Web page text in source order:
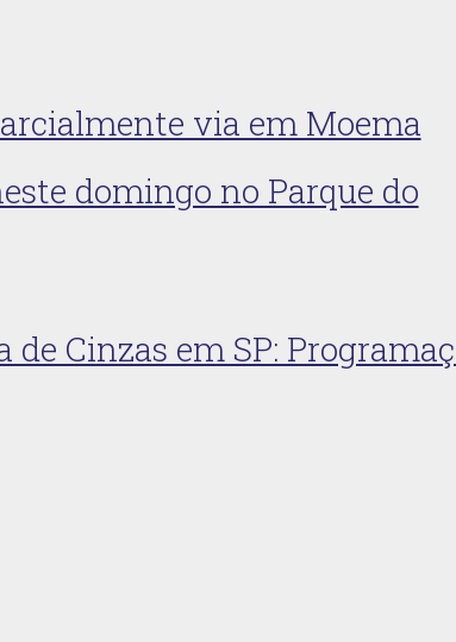
via em Moema
domingo no Parque do
Cinzas em SP: